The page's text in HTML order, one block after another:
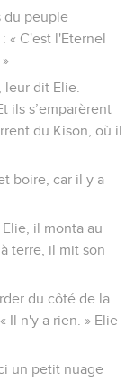
du peuple
« C'est l'Eternel
leur dit Elie.
ils s’emparèrent
du Kison, où il
boire, car il y a
il monta au
terre, il mit son
du côté de la
Il n'y a rien. » Elie
un petit nuage